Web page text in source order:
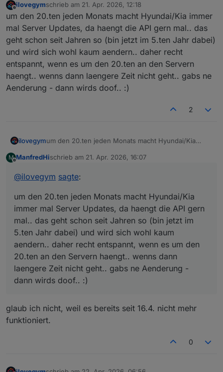
- [3] Waiting for redirect URLwith code
- [4] Waiting for redirect URLwith code
- [5] Waiting for redirect URLwith code
- [6] Waiting for redirect URLwith code
- [7] Waiting for redirect URLwith code
- [8] Waiting for redirect URLwith code
- [9] Waiting for redirect URLwith code
- [10] Waiting for redirect URLwith code
❌ Failed to get redirected to correct URL,
Offline
ilovegymschrieb am 21. Apr. 2026, 12:18
zuletzt editiert von
um den 20.ten jeden Monats macht Hyundai/Kia immer
mal Server Updates, da haengt die API gern mal.. das
geht schon seit Jahren so (bin jetzt im 5.ten Jahr dabei)
und wird sich wohl kaum aendern.. daher recht
entspannt, wenn es um den 20.ten an den Servern
haengt.. wenns dann laengere Zeit nicht geht.. gabs ne
Aenderung - dann wirds doof.. :)
2
ilovegymum den 20.ten jeden Monats macht Hyundai/Kia
mal.. das geht schon seit Jahren so (bin jetzt im 5.ten
recht entspannt, wenn es um den 20.ten an den
geht.. gabs ne Aenderung - dann wirds doof.. :)
M ManfredHischrieb am 21. Apr. 2026, 16:07
zuletzt editiert von
@ilovegym sagte:
um den 20.ten jeden Monats macht Hyundai/Kia
immer mal Server Updates, da haengt die API gern
mal.. das geht schon seit Jahren so (bin jetzt im
5.ten Jahr dabei) und wird sich wohl kaum
aendern.. daher recht entspannt, wenn es um den
20.ten an den Servern haengt.. wenns dann
laengere Zeit nicht geht.. gabs ne Aenderung -
dann wirds doof.. :)
glaub ich nicht, weil es bereits seit 16.4. nicht mehr
funktioniert.
0